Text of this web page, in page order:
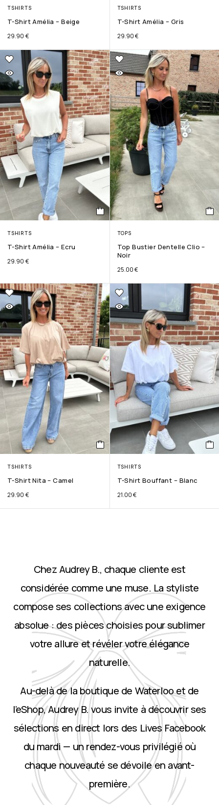
TSHIRTS
T-Shirt Amélia – Beige
29.90 €
TSHIRTS
T-Shirt Amélia – Gris
29.90€
TSHIRTS
T-Shirt Amélia – Ecru
29.90 €
TOPS
Top Bustier Dentelle Clio –
Noir
25.00€
TSHIRTS
T-Shirt Nita – Camel
29.90 €
TSHIRTS
T-Shirt Bouffant – Blanc
21.00€
Chez Audrey B., chaque cliente est
considérée comme une muse. La styliste
compose ses collections avec une exigence
absolue : des pièces choisies pour sublimer
votre allure et révéler votre élégance
naturelle.
Au-delà de la boutique de Waterloo et de
l’eShop, Audrey B. vous invite à découvrir ses
sélections en direct lors des Lives Facebook
du mardi — un rendez-vous privilégié où
chaque nouveauté se dévoile en avant-
première.